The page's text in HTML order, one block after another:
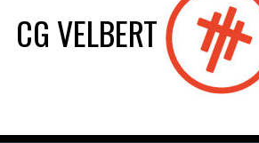
CG VELBERT